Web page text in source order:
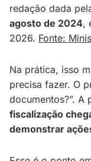
redação dada
agosto de 2024,
2026. Fonte:
Na prática, isso
precisa fazer. O
documentos?”. A
fiscalização
demonstrar